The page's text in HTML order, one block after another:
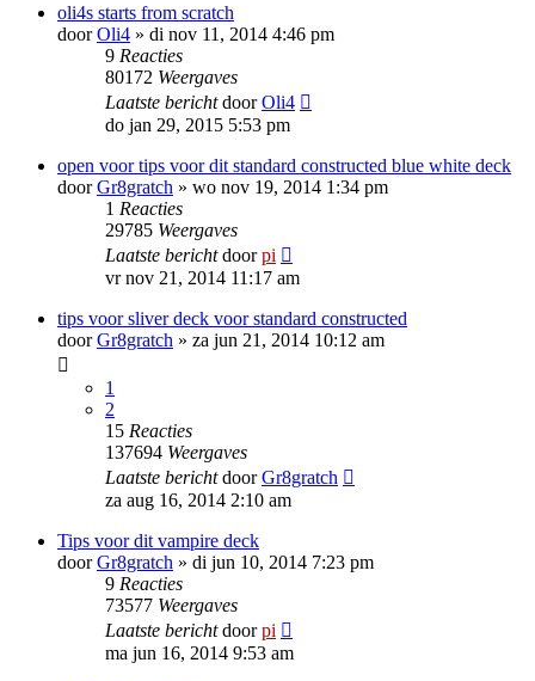
oli4s starts from scratch
doorOli4 » di nov 11, 2014 4:46 pm
9 Reacties
80172 Weergaves
Laatste berichtdoorOli4
do jan 29, 2015 5:53 pm
open voor tips voor dit standard constructed blue white deck
doorGr8gratch » wo nov 19, 2014 1:34 pm
1 Reacties
29785 Weergaves
Laatste berichtdoorpi
vr nov 21, 2014 11:17 am
tips voor sliver deck voor standard constructed
doorGr8gratch » za jun 21, 2014 10:12 am
1
2
15 Reacties
137694 Weergaves
Laatste berichtdoorGr8gratch
za aug 16, 2014 2:10 am
Tips voor dit vampire deck
doorGr8gratch » di jun 10, 2014 7:23 pm
9 Reacties
73577 Weergaves
Laatste berichtdoorpi
ma jun 16, 2014 9:53 am